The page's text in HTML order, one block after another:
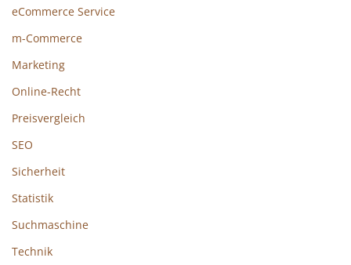
eCommerce Service
m-Commerce
Marketing
Online-Recht
Preisvergleich
SEO
Sicherheit
Statistik
Suchmaschine
Technik